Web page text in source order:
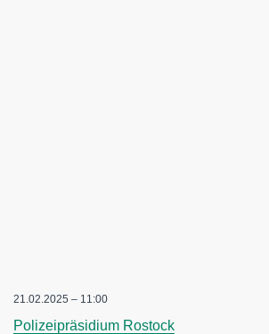
21.02.2025 – 11:00
Polizeipräsidium Rostock